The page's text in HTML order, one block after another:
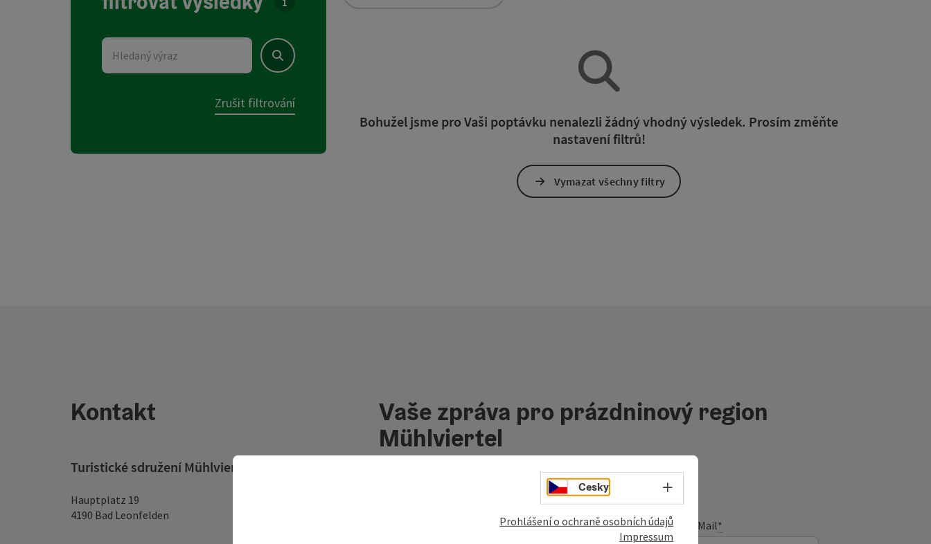
Hledaný výraz
Hledat
Zrušit filtrování
Bohužel jsme pro Vaši poptávku nenalezli žádný vhodný výsledek. Prosím změňte
nastavení filtrů!
Vymazat všechny filtry
Kontakt
Turistické sdružení Mühlviertel
Hauptplatz 19
4190 Bad Leonfelden
Vaše zpráva pro prázdninový region
Mühlviertel
příjmení E-Mail*
Cesky Volba jazyka - Otevřít menu
Prohlášení o ochraně osobních údajů
Impressum